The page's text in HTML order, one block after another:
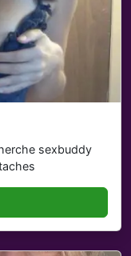
sexbuddy